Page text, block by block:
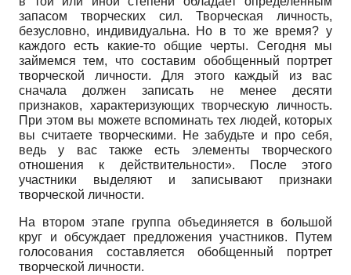
запасом творческих сил. Творческая личность,
безусловно, индивидуальна. Но в то же время? у
каждого есть какие-то общие черты. Сегодня мы
займемся тем, что составим обобщенный портрет
творческой личности. Для этого каждый из вас
сначала должен записать не менее десяти
признаков, характеризующих творческую личность.
При этом вы можете вспоминать тех людей, которых
вы считаете творческими. Не забудьте и про себя,
ведь у вас также есть элементы творческого
отношения к действительности». После этого
участники выделяют и записывают признаки
творческой личности.
На втором этапе группа объединяется в большой
круг и обсуждает предложения участников. Путем
голосования составляется обобщенный портрет
творческой личности.